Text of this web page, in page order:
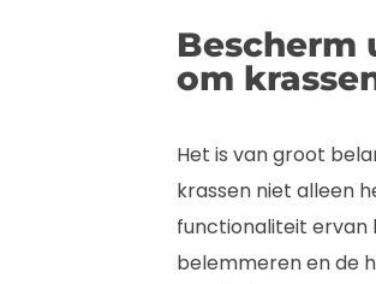
Bescherm
om
Het is van groot
krassen niet alleen
functionaliteit ervan
belemmeren en de